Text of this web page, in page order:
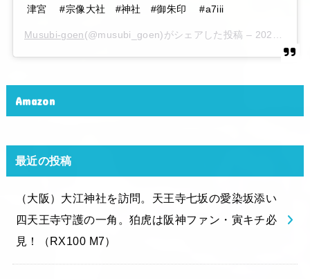
津宮 #宗像大社 #神社 #御朱印 #a7iii
Musubi-goen(@musubi_goen)がシェアした投稿 – 2020年 6月月6日午後10時15分PDT
Amazon
最近の投稿
（大阪）大江神社を訪問。天王寺七坂の愛染坂添い
四天王寺守護の一角。狛虎は阪神ファン・寅キチ必
見！（RX100 M7）